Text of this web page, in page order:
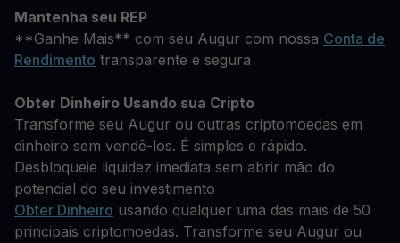
Mantenha seu REP
**Ganhe Mais** com seu Augur com nossa Conta de
Rendimento transparente e segura
Obter Dinheiro Usando sua Cripto
Transforme seu Augur ou outras criptomoedas em
dinheiro sem vendê-los. É simples e rápido.
Desbloqueie liquidez imediata sem abrir mão do
potencial do seu investimento
Obter Dinheiro usando qualquer uma das mais de 50
principais criptomoedas. Transforme seu Augur ou